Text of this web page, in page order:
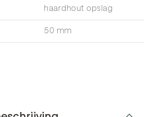
haardhout opslag
50 mm